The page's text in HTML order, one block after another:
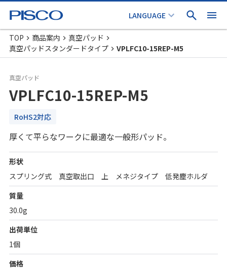
TOP 商品案内
真空パッド
真空パッドスタンダードタイプ
VPLFC10-15REP-M5
真空パッド
VPLFC10-15REP-M5
RoHS2対応
厚くて平らなワークに最適な一般形パッド。
形状
スプリング式 真空取出口 上 メネジタイプ 低発塵ホルダ
質量
30.0g
出荷単位
1個
価格